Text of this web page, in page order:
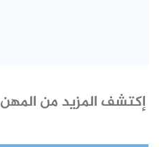
إكتشف المزيد من المهن